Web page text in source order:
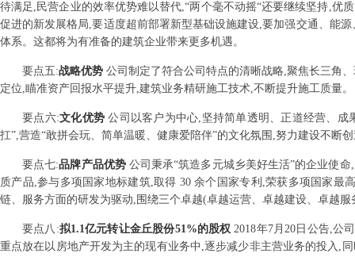
待满足,民营企业的效率优势难以替代,“两个毫不动摇“还要继续坚持,优
促进的新发展格局,要适度超前部署新型基础设施建设,要加强交通、能
体系。这都将为有准备的建筑企业带来更多机遇。
要点五:战略优势 公司制定了符合公司特点的清晰战略,聚焦长三角
定位,瞄准资产回报水平提升,建筑业务精研施工技术,不断提升施工质量。
要点六:文化优势公司以客户为中心,坚持简单透明、正道经营、
扛”,营造“敢拼会玩、简单温暖、健康爱陪伴”的文化氛围,努力建设不断
要点七:品牌产品优势 公司秉承“筑造多元城乡美好生活”的企业使
质产品,参与多项国家地标建筑,取得 30 余个国家专利,荣获多项国家
链、服务方面的研发为驱动,围绕三个卓越(卓越运营、卓越建设、卓越
要点 八 :拟1.1亿元转让金丘股份51%的股权2018年7月20日公告,公
重点放在以房地产开发为主的现有业务中,逐步减少非主营业务的投入,